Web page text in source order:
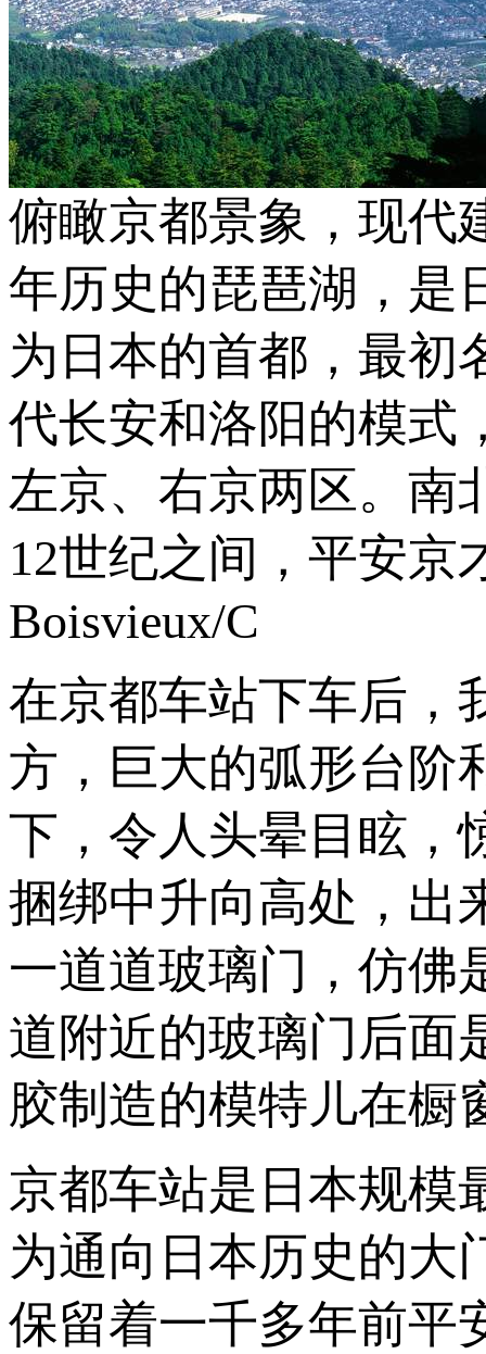
俯瞰京都景象，现代
年历史的琵琶湖，是
为日本的首都，最初
代长安和洛阳的模式
左京、右京两区。南
12世纪之间，平安京
Boisvieux/C
在京都车站下车后，
方，巨大的弧形台阶
下，令人头晕目眩，
捆绑中升向高处，出
一道道玻璃门，仿佛
道附近的玻璃门后面
胶制造的模特儿在橱
京都车站是日本规模
为通向日本历史的大
保留着一千多年前平